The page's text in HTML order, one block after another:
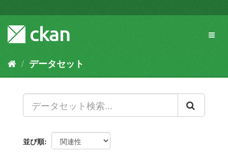
キ
容
データセット
並び順